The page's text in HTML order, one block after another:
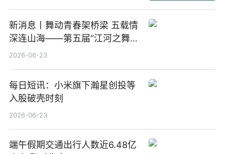
新消息丨舞动青春架桥梁 五载情
深连山海——第五届“江河之舞”
中美青少年文化交流展演在镇江
2026-06-23
每日短讯：小米旗下瀚星创投等
入股破壳时刻
2026-06-23
端午假期交通出行人数近6.48亿